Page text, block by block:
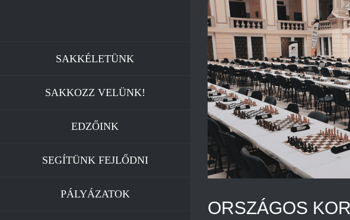
SAKKÉLETÜNK
SAKKOZZ VELÜNK!
EDZŐINK
SEGÍTÜNK FEJLŐDNI
PÁLYÁZATOK
View
Larger
Image
ORSZÁGOS